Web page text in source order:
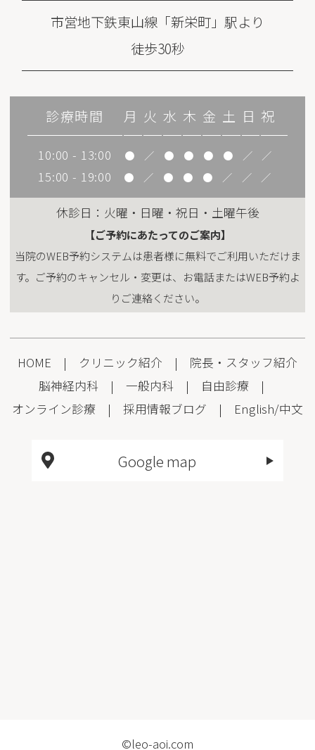
市営地下鉄東山線「新栄町」駅より
徒歩30秒
診療時間 月 火 水 木 金 土 日 祝
10:00 - 13:00 ● ／ ● ● ● ● ／ ／
15:00 - 19:00 ● ／ ● ● ● ／ ／ ／
休診日：火曜・日曜・祝日・土曜午後
【ご予約にあたってのご案内】
当院のWEB予約システムは患者様に無料でご利用いただけま
す。ご予約のキャンセル・変更は、お電話またはWEB予約よ
りご連絡ください。
HOME | クリニック紹介 | 院長・スタッフ紹介
脳神経内科 | 一般内科 | 自由診療 |
オンライン診療 | 採用情報ブログ | English/中文
Google map
©leo-aoi.com